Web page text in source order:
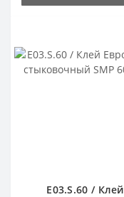
E03.S.60 / Клей